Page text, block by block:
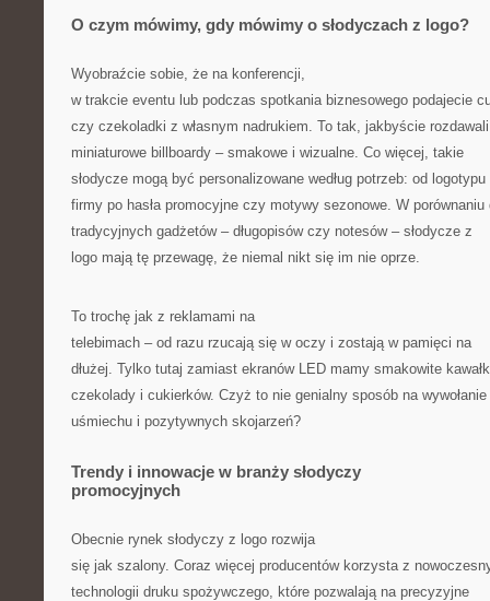
O czym mówimy, gdy mówimy o słodyczach z logo?
Wyobraźcie sobie, że na konferencji,
w trakcie eventu lub podczas spotkania biznesowego podajecie
czy czekoladki z własnym nadrukiem. To tak, jakbyście rozdawali
miniaturowe billboardy – smakowe i wizualne. Co więcej, takie
słodycze mogą być personalizowane według potrzeb: od logotypu
firmy po hasła promocyjne czy motywy sezonowe. W porównaniu
tradycyjnych gadżetów – długopisów czy notesów – słodycze z
logo mają tę przewagę, że niemal nikt się im nie oprze.
To trochę jak z reklamami na
telebimach – od razu rzucają się w oczy i zostają w pamięci na
dłużej. Tylko tutaj zamiast ekranów LED mamy smakowite
czekolady i cukierków. Czyż to nie genialny sposób na wywołanie
uśmiechu i pozytywnych skojarzeń?
Trendy i innowacje w branży słodyczy
promocyjnych
Obecnie rynek słodyczy z logo rozwija
się jak szalony. Coraz więcej producentów korzysta z
technologii druku spożywczego, które pozwalają na precyzyjne